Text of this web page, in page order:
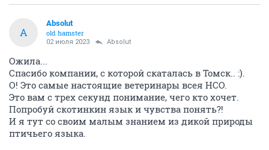
A
Absolut
old hamster
02 июля 2023 Absolut
Ожила...
Спасибо компании, с которой скаталась в Томск.. :).
О! Это самые настоящие ветеринары всея НСО.
Это вам с трех секунд понимание, чего кто хочет.
Попробуй скотинкин язык и чувства понять?!
И я тут со своим малым знанием из дикой природы
птичьего языка.